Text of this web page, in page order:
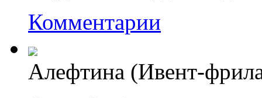
Комментарии
Алефтина (Ивент-